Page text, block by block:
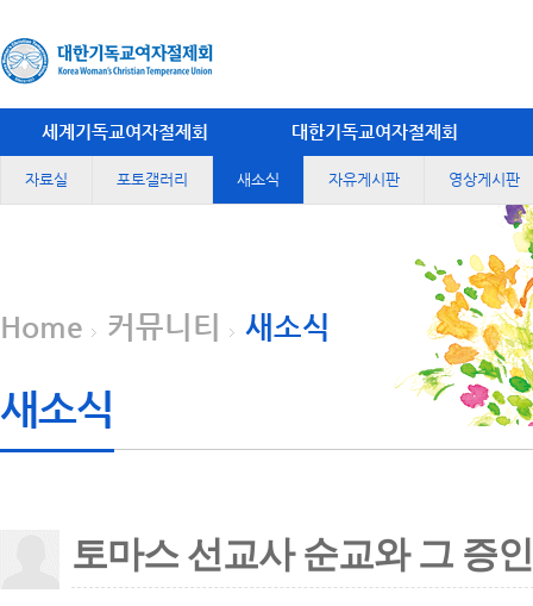
세계기독교여자절제회 대한기독교여자절제회
자료실 포토갤러리 새소식 자유게시판 영상게시판
Home 커뮤니티 새소식
새소식
토마스 선교사 순교와 그 증